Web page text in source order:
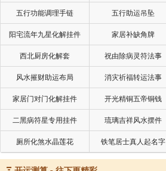
五行功能调理手链 五行助运吊坠
阳宅流年九星化解挂件 家居补缺角牌
西北厨房化解套 祝由除病灵符法事
风水摧财助运布局 消灾祈福转运法事
家居门对门化解挂件 开光精铜五帝铜钱
二黑病符星专用挂件 琉璃吉祥风水摆件
厕所化煞水晶莲花 铁笔居士真人起名字